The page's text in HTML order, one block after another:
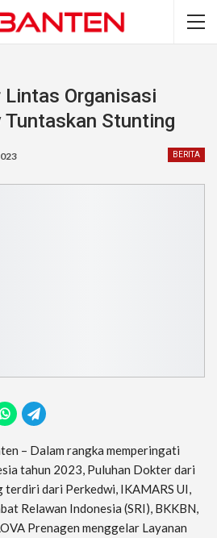
Lintas Organisasi
Tuntaskan Stunting
BERITA
– Dalam rangka memperingati
tahun 2023, Puluhan Dokter dari
dari Perkedwi, IKAMARS UI,
Relawan Indonesia (SRI), BKKBN,
Prenagen menggelar Layanan